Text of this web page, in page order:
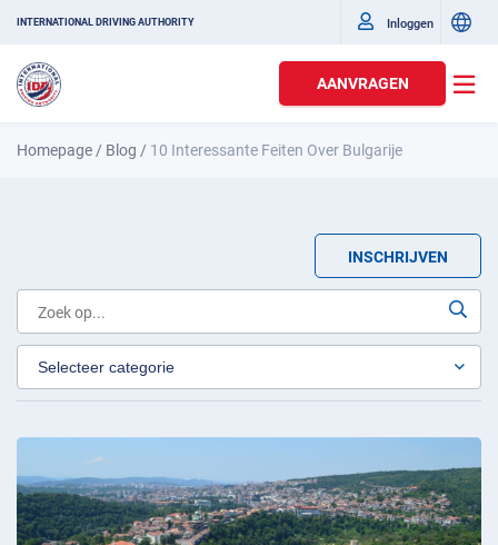
INTERNATIONAL DRIVING AUTHORITY Inloggen
AANVRAGEN
Homepage / Blog / 10 Interessante Feiten Over Bulgarije
INSCHRIJVEN